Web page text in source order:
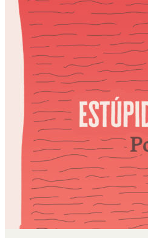
Escriben & participan
Actualidad y sociedad
Educación
Literatura
Filosofía